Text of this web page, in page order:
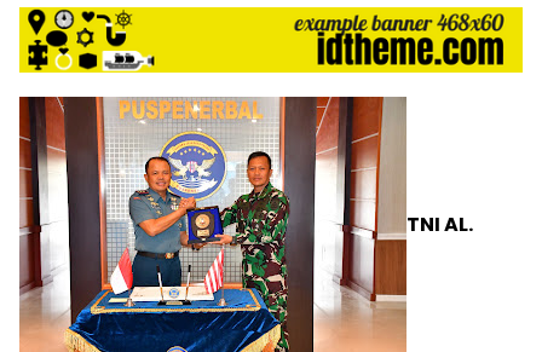
TNI AL.